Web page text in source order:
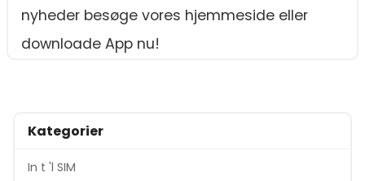
nyheder besøge vores hjemmeside eller
downloade App nu!
Kategorier
In t 'l SIM